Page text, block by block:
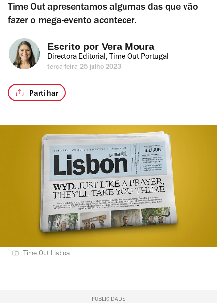
Time Out apresentamos algumas das que vão
fazer o mega-evento acontecer.
Escrito por Vera Moura
Directora Editorial, Time Out Portugal
terça-feira 25 julho 2023
Partilhar
Time Out Lisboa
PUBLICIDADE